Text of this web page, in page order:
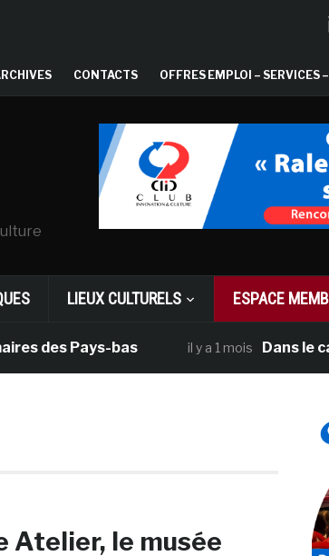
CONTACTS OFFRES EMPLOI – SERVICES
LIEUX CULTURELS ESPACE
Pays-bas il y a 1 mois Dans le cadre
Atelier, le musée